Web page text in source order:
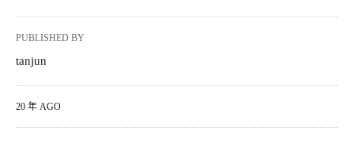
PUBLISHED BY
tanjun
20 年 AGO